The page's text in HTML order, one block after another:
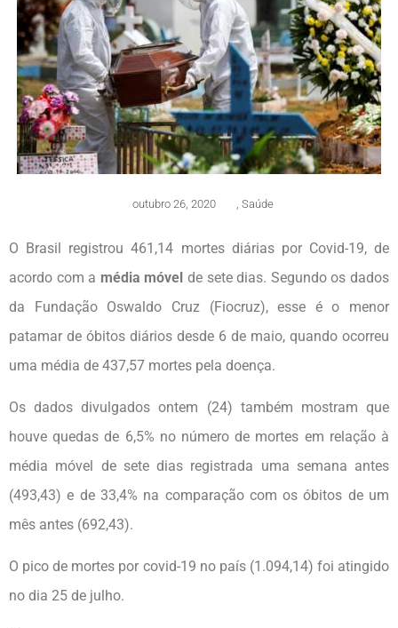
outubro 26, 2020 Saúde
O Brasil registrou 461,14 mortes diárias por Covid-19, de
acordo com a média móvel de sete dias. Segundo os dados
da Fundação Oswaldo Cruz (Fiocruz), esse é o menor
patamar de óbitos diários desde 6 de maio, quando ocorreu
uma média de 437,57 mortes pela doença.
Os dados divulgados ontem (24) também mostram que
houve quedas de 6,5% no número de mortes em relação à
média móvel de sete dias registrada uma semana antes
(493,43) e de 33,4% na comparação com os óbitos de um
mês antes (692,43).
O pico de mortes por covid-19 no país (1.094,14) foi atingido
no dia 25 de julho.